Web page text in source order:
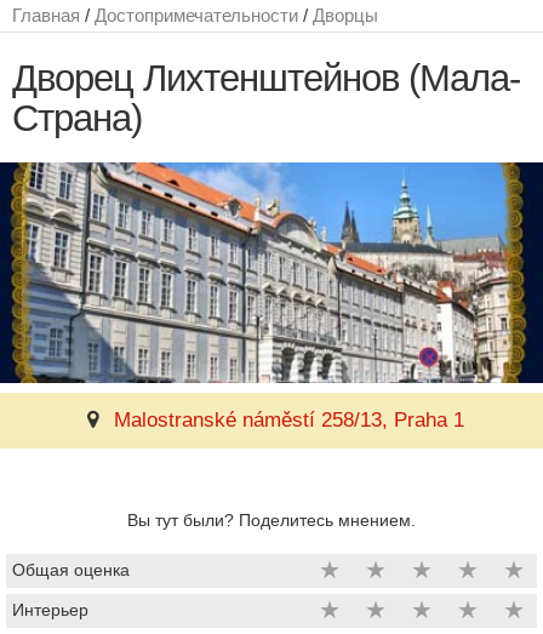
Главная / Достопримечательности / Дворцы
Дворец Лихтенштейнов (Мала-
Страна)
Malostranské náměstí 258/13, Praha 1
Вы тут были? Поделитесь мнением.
Общая оценка ★ ★ ★ ★ ★
Интерьер ★ ★ ★ ★ ★